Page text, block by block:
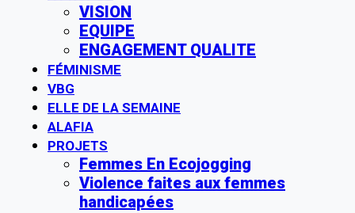
VISION
EQUIPE
ENGAGEMENT QUALITE
FÉMINISME
VBG
ELLE DE LA SEMAINE
ALAFIA
PROJETS
Femmes En Ecojogging
Violence faites aux femmes
handicapées